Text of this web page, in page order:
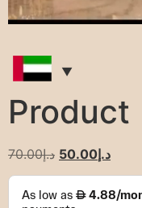
Product
د.إ70.00 د.إ50.00